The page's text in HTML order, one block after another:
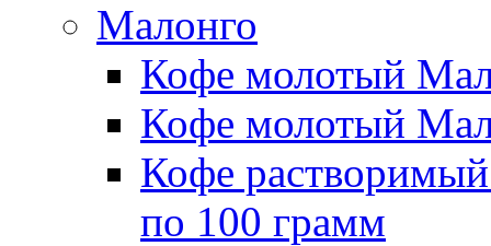
Малонго
Кофе молотый
Кофе молотый
Кофе
по 100 грамм